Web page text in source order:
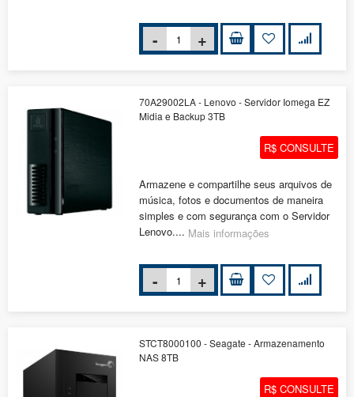
70A29002LA - Lenovo - Servidor Iomega EZ
Midia e Backup 3TB
R$ CONSULTE
Armazene e compartilhe seus arquivos de
música, fotos e documentos de maneira
simples e com segurança com o Servidor
Lenovo.... Mais informações
STCT8000100 - Seagate - Armazenamento
NAS 8TB
R$ CONSULTE